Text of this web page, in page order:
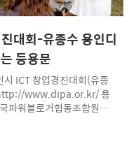
대회-유종수 용인디
등용문
ICT 창업경진대회(유종
http://www.dipa.or.kr/ 용
파워블로거협동조합원들
용인시 ICT 창업경진대